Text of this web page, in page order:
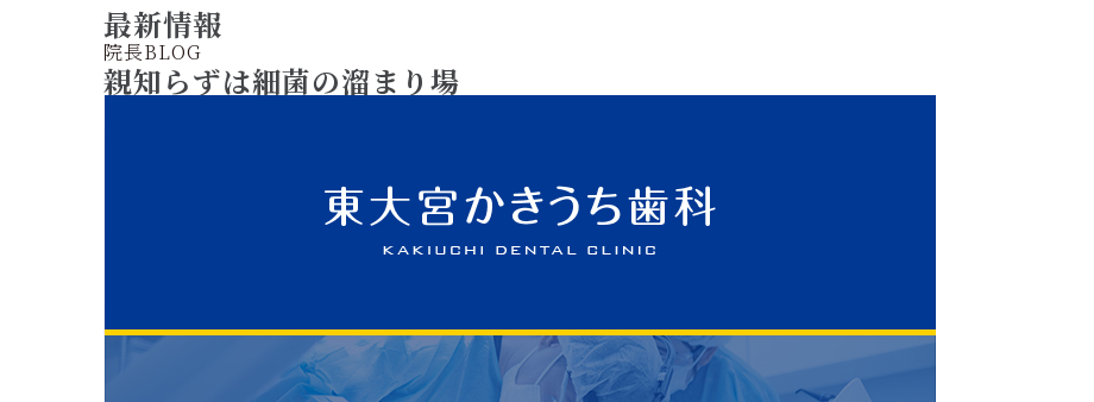
最新情報
院長BLOG
親知らずは細菌の溜まり場